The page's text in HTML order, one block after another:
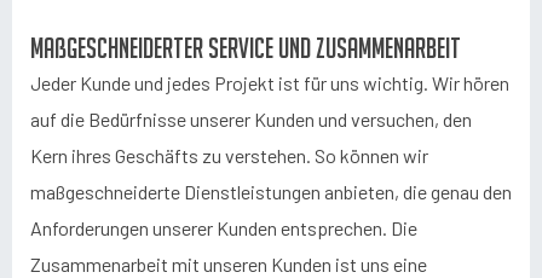
Maßgeschneiderter Service und Zusammenarbeit
Jeder Kunde und jedes Projekt ist für uns wichtig. Wir hören
auf die Bedürfnisse unserer Kunden und versuchen, den
Kern ihres Geschäfts zu verstehen. So können wir
maßgeschneiderte Dienstleistungen anbieten, die genau den
Anforderungen unserer Kunden entsprechen. Die
Zusammenarbeit mit unseren Kunden ist uns eine